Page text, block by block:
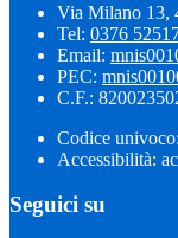
Via Milano 13,
Tel: 0376
Email:
PEC:
C.F.:
Codice
Accessibilità:
Seguici su